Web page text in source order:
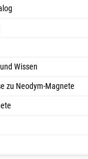
Wissen
zu Neodym-Magnete